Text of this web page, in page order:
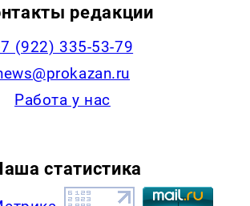
редакции
(922) 335-53-79
Работа у нас
статистика